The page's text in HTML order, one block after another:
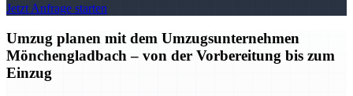
Jetzt Anfrage starten
Umzug planen mit dem Umzugsunternehmen
Mönchengladbach – von der Vorbereitung bis zum
Einzug